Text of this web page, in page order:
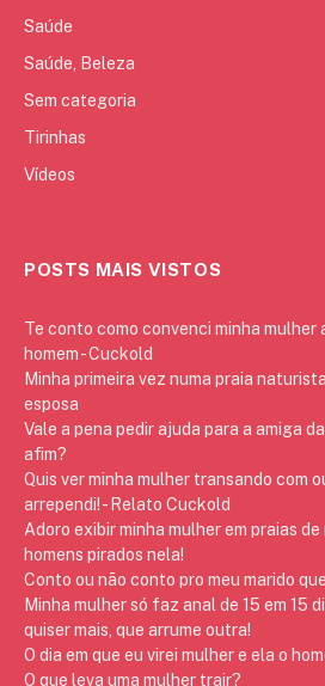
Saúde
Saúde, Beleza
Sem categoria
Tirinhas
Vídeos
POSTS MAIS VISTOS
Te conto como convenci minha mulher
homem - Cuckold
Minha primeira vez numa praia
esposa
Vale a pena pedir ajuda para a amiga
afim?
Quis ver minha mulher transando com
arrependi! - Relato Cuckold
Adoro exibir minha mulher em praias de
homens pirados nela!
Conto ou não conto pro meu marido
Minha mulher só faz anal de 15 em 15
quiser mais, que arrume outra!
O dia em que eu virei mulher e ela o
O que leva uma mulher trair?